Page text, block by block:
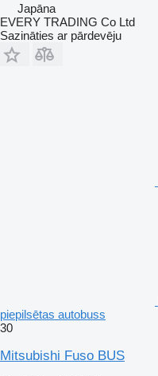
Japāna
EVERY TRADING Co Ltd
Sazināties ar pārdevēju
piepilsētas autobuss
30
Mitsubishi Fuso BUS